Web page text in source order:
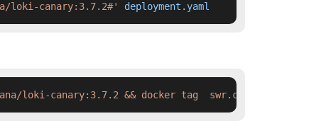
loki-canary:3.7.2#' deployment.yaml
loki-canary:3.7.2 && docker tag  swr.cn-north-